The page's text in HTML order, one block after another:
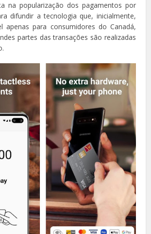
na popularização dos pagamentos por
difundir a tecnologia que, inicialmente,
apenas para consumidores do Canadá,
partes das transações são realizadas